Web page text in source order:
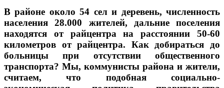
В районе около 54 сел и деревень, численность
населения 28.000 жителей, дальние поселения
находятся от райцентра на расстоянии 50-60
километров от райцентра. Как добираться до
больницы при отсутствии общественного
транспорта? Мы, коммунисты района и жители,
считаем, что подобная социально-